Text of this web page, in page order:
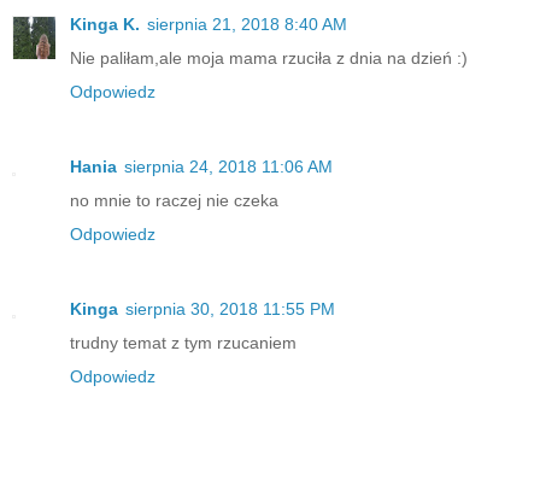
Kinga K. sierpnia 21, 2018 8:40 AM
Nie paliłam,ale moja mama rzuciła z dnia na dzień :)
Odpowiedz
Hania sierpnia 24, 2018 11:06 AM
no mnie to raczej nie czeka
Odpowiedz
Kinga sierpnia 30, 2018 11:55 PM
trudny temat z tym rzucaniem
Odpowiedz